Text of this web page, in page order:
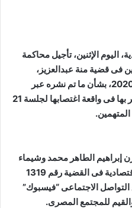
اليوم الإثنين، تأجيل محاكمة
فى قضية منة عبدالعزيز،
لاتهامهما بالقضية رقم 1319 لسنة 2020، بشأن ما تم نشره عبر
مواقع التواصل الاجتماعى، والتشهير بها فى واقعة اغتصابها لجلسة 21
إبراهيم الطاهر محمد وشيماء
أحمد شحاتة شاكر إلى المحكمة الاقتصادية فى القضية رقم 1319
التواصل الاجتماعى “فيسبوك”
للمجتمع المصرى.